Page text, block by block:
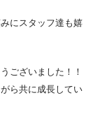
にスタッフ達も嬉
ございました！！
ら共に成長してい